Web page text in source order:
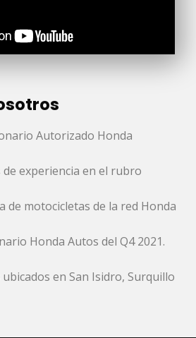
Autorizado Honda
de experiencia en el rubro
de motocicletas de la red Honda
Honda Autos del Q4 2021.
en San Isidro, Surquillo